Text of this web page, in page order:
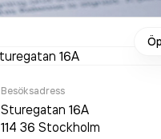
Besöksadress
Sturegatan 16A
114 36 Stockholm